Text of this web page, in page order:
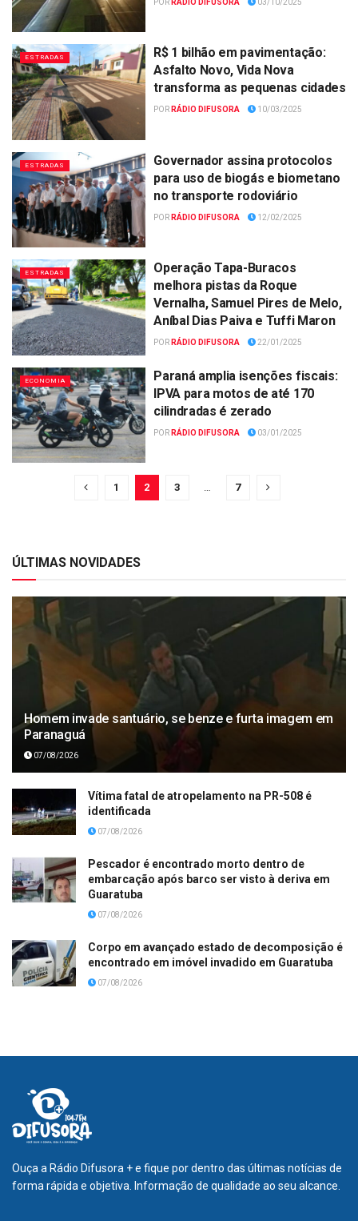
POR RÁDIO DIFUSORA 03/10/2025
ESTRADAS
R$ 1 bilhão em pavimentação:
Asfalto Novo, Vida Nova
transforma as pequenas cidades
POR RÁDIO DIFUSORA 10/03/2025
ESTRADAS
Governador assina protocolos
para uso de biogás e biometano
no transporte rodoviário
POR RÁDIO DIFUSORA 12/02/2025
ESTRADAS
Operação Tapa-Buracos
melhora pistas da Roque
Vernalha, Samuel Pires de Melo,
Aníbal Dias Paiva e Tuffi Maron
POR RÁDIO DIFUSORA 22/01/2025
ECONOMIA
Paraná amplia isenções fiscais:
IPVA para motos de até 170
cilindradas é zerado
POR RÁDIO DIFUSORA 03/01/2025
1 2 3 … 7
ÚLTIMAS NOVIDADES
Homem invade santuário, se benze e furta imagem em
Paranaguá
07/08/2026
Vítima fatal de atropelamento na PR-508 é
identificada
07/08/2026
Pescador é encontrado morto dentro de
embarcação após barco ser visto à deriva em
Guaratuba
07/08/2026
Corpo em avançado estado de decomposição é
encontrado em imóvel invadido em Guaratuba
07/08/2026
Ouça a Rádio Difusora + e fique por dentro das últimas notícias de
forma rápida e objetiva. Informação de qualidade ao seu alcance.